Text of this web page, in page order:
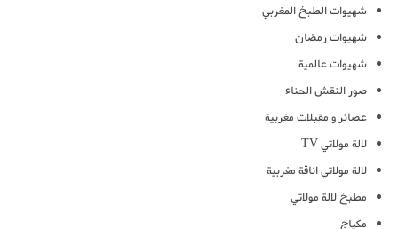
شهيوات الطبخ المغربي
شهيوات رمضان
شهيوات عالمية
صور النقش الحناء
عصائر و مقبلات مغربية
لالة مولاتي TV
لالة مولاتي اناقة مغربية
مطبخ لالة مولاتي
مكياج